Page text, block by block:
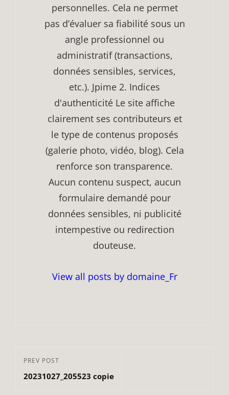
personnelles. Cela ne permet
pas d’évaluer sa fiabilité sous un
angle professionnel ou
administratif (transactions,
données sensibles, services,
etc.). Jpime 2. Indices
d'authenticité Le site affiche
clairement ses contributeurs et
le type de contenus proposés
(galerie photo, vidéo, blog). Cela
renforce son transparence.
Aucun contenu suspect, aucun
formulaire demandé pour
données sensibles, ni publicité
intempestive ou redirection
douteuse.
View all posts by domaine_Fr
Navigation
de
l’article
Previous
Post
PREV POST
20231027_205523 copie